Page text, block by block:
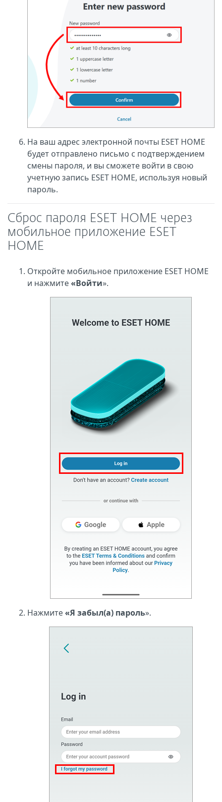
На ваш адрес электронной почты ESET HOME
будет отправлено письмо с подтверждением
смены пароля, и вы сможете войти в свою
учетную запись ESET HOME, используя новый
пароль.
Сброс пароля ESET HOME через
мобильное приложение ESET
HOME
Откройте мобильное приложение ESET HOME
и нажмите«Войти».
Нажмите«Я забыл(а) пароль».